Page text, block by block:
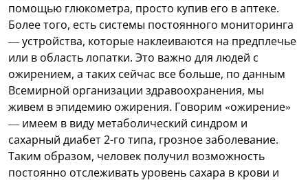
помощью глюкометра, просто купив его в аптеке.
Более того, есть системы постоянного мониторинга
— устройства, которые наклеиваются на предплечье
или в область лопатки. Это важно для людей с
ожирением, а таких сейчас все больше, по данным
Всемирной организации здравоохранения, мы
живем в эпидемию ожирения. Говорим «ожирение»
— имеем в виду метаболический синдром и
сахарный диабет 2-го типа, грозное заболевание.
Таким образом, человек получил возможность
постоянно отслеживать уровень сахара в крови и